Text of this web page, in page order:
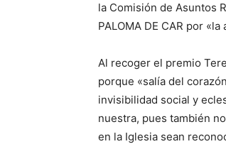
la Comisión de Asuntos
PALOMA DE CAR por
Al recoger el premio
porque «salía del
invisibilidad social y
nuestra, pues también
en la Iglesia sean